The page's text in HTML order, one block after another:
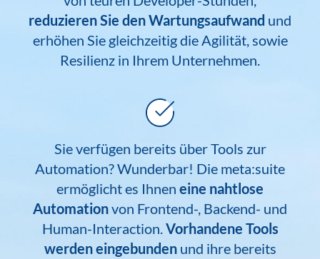
reduzieren Sie den Wartungsaufwand und
erhöhen Sie gleichzeitig die Agilität, sowie
Resilienz in Ihrem Unternehmen.
Sie verfügen bereits über Tools zur
Automation? Wunderbar! Die meta:suite
ermöglicht es Ihnen eine nahtlose
Automationvon Frontend-, Backend- und
Human-Interaction.Vorhandene Tools
werden eingebundenund ihre bereits